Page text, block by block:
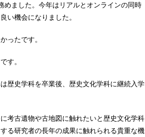
ました。今年はリアルとオンラインの同時
い機会になりました。
ったです。
す。
歴史学科を卒業後、歴史文化学科に継続入学
考古遺物や古地図に触れたいと歴史文化学科
る研究者の長年の成果に触れられる貴重な機